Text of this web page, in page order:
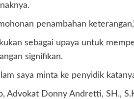
penambahan
sebagai upaya untuk
signifikan.
saya minta ke penyidik
Advokat Donny Andretti, SH.,